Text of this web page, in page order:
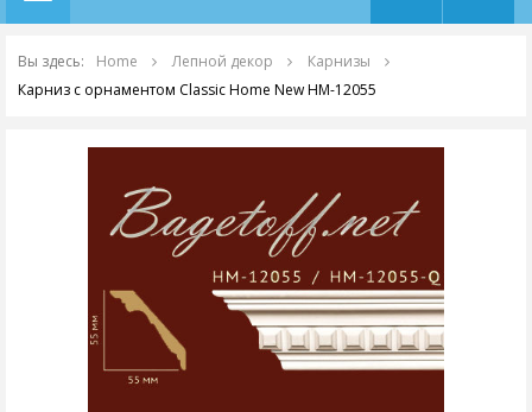
Вы здесь: Home Лепной декор
Карнизы
Карниз с орнаментом Classic Home New HM-12055